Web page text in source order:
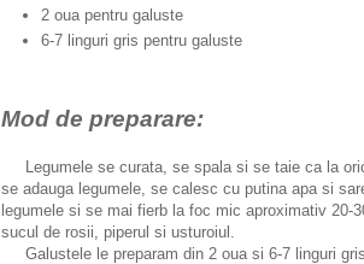
2 oua pentru galuste
6-7 linguri gris pentru galuste
Mod de preparare:
Legumele se curata, se spala si se taie ca la
se adauga legumele, se calesc cu putina apa si
legumele si se mai fierb la foc mic aproximativ 20-
sucul de rosii, piperul si usturoiul.
Galustele le preparam din 2 oua si 6-7 linguri